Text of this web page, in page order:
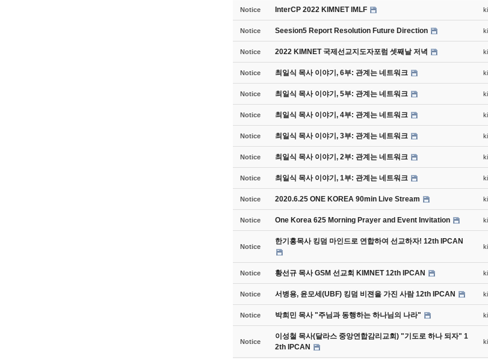
Notice InterCP 2022 KIMNET IMLF
Notice Seesion5 Report Resolution Future Direction
Notice 2022 KIMNET 국제선교지도자포럼 셋째날 저녁
Notice 최일식 목사 이야기, 6부: 관계는 네트워크
Notice 최일식 목사 이야기, 5부: 관계는 네트워크
Notice 최일식 목사 이야기, 4부: 관계는 네트워크
Notice 최일식 목사 이야기, 3부: 관계는 네트워크
Notice 최일식 목사 이야기, 2부: 관계는 네트워크
Notice 최일식 목사 이야기, 1부: 관계는 네트워크
Notice 2020.6.25 ONE KOREA 90min Live Stream
Notice One Korea 625 Morning Prayer and Event Invitation
Notice
한기홍목사 킹덤 마인드로 연합하여 선교하자! 12th IPCAN
Notice 황선규 목사 GSM 선교회 KIMNET 12th IPCAN
Notice 서병용, 윤모세(UBF) 킹덤 비젼을 가진 사람 12th IPCAN
Notice 박희민 목사 "주님과 동행하는 하나님의 나라"
Notice
이성철 목사(달라스 중앙연합감리교회) "기도로 하나 되자" 1
2th IPCAN